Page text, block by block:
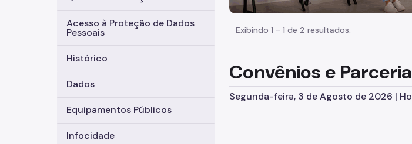
Acesso à Proteção de Dados
Pessoais
Histórico
Dados
Equipamentos Públicos
Infocidade
Exibindo 1 - 1 de 2 resultados.
Convênios e
Segunda-feira, 3 de Agosto de 2026 |